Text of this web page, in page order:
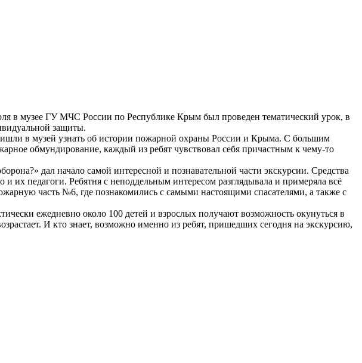
в музее ГУ МЧС России по Республике Крым был проведен тематический урок, в
защиты.
в музей узнать об истории пожарной охраны России и Крыма. С большим
обмундирование, каждый из ребят чувствовал себя причастным к чему-то
дал начало самой интересной и познавательной части экскурсии. Средства
их педагоги. Ребятня с неподдельным интересом разглядывала и примеряла всё
часть №6, где познакомились с самыми настоящими спасателями, а также с
ежедневно около 100 детей и взрослых получают возможность окунуться в
И кто знает, возможно именно из ребят, пришедших сегодня на экскурсию,